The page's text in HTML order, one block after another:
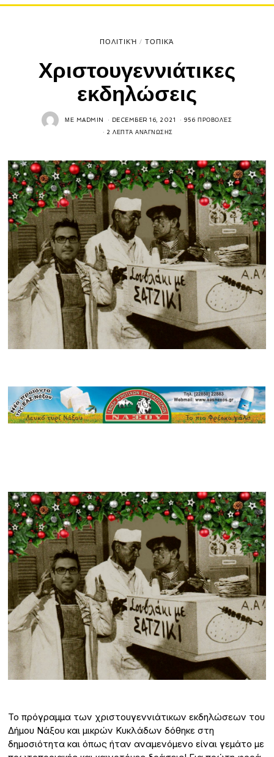
ΠΟΛΙΤΙΚΉ / ΤΟΠΙΚΆ
Χριστουγεννιάτικες
εκδηλώσεις
ΜΕ MADMIN DECEMBER 16, 2021 956 ΠΡΟΒΟΛΈΣ
2 ΛΕΠΤΆ ΑΝΆΓΝΩΣΗΣ
Το πρόγραμμα των χριστουγεννιάτικων εκδηλώσεων του
Δήμου Νάξου και μικρών Κυκλάδων δόθηκε στη
δημοσιότητα και όπως ήταν αναμενόμενο είναι γεμάτο με